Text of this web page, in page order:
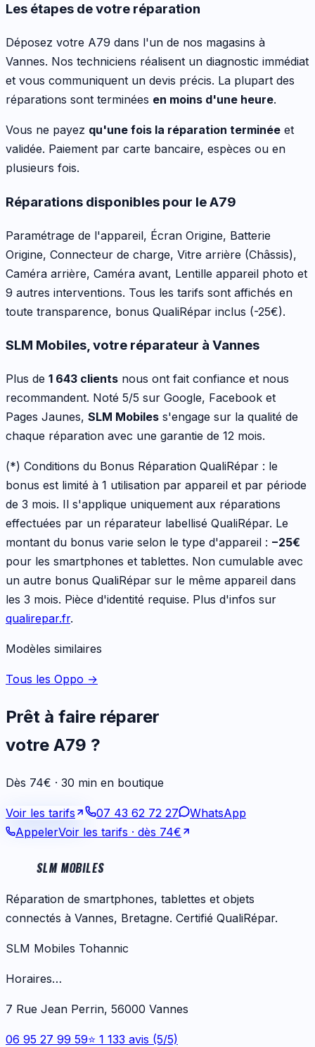
Les étapes de votre réparation
Déposez votre A79 dans l'un de nos magasins à
Vannes. Nos techniciens réalisent un diagnostic immédiat
et vous communiquent un devis précis. La plupart des
réparations sont terminées en moins d'une heure.
Vous ne payez qu'une fois la réparation terminée et
validée. Paiement par carte bancaire, espèces ou en
plusieurs fois.
Réparations disponibles pour leA79
Paramétrage de l'appareil, Écran Origine, Batterie
Origine, Connecteur de charge, Vitre arrière (Châssis),
Caméra arrière, Caméra avant, Lentille appareil photo et
9 autres interventions. Tous les tarifs sont affichés en
toute transparence, bonus QualiRépar inclus (-25€).
SLM Mobiles, votre réparateur à Vannes
Plus de 1 643 clients nous ont fait confiance et nous
recommandent. Noté 5/5 sur Google, Facebook et
Pages Jaunes, SLM Mobiles s'engage sur la qualité de
chaque réparation avec une garantie de 12 mois.
(*) Conditions du Bonus Réparation QualiRépar : le
bonus est limité à 1 utilisation par appareil et par période
de 3 mois. Il s'applique uniquement aux réparations
effectuées par un réparateur labellisé QualiRépar. Le
montant du bonus varie selon le type d'appareil : −25€
pour les smartphones et tablettes. Non cumulable avec
un autre bonus QualiRépar sur le même appareil dans
les 3 mois. Pièce d'identité requise. Plus d'infos sur
qualirepar.fr.
Modèles similaires
Tous les Oppo →
Prêt à faire réparer
votre A79 ?
Dès 74€ · 30 min en boutique
Voir les tarifs 07 43 62 72 27
WhatsApp
AppelerVoir les tarifs · dès 74€
SLM MOBILES
Réparation de smartphones, tablettes et objets
connectés à Vannes, Bretagne. Certifié QualiRépar.
SLM Mobiles Tohannic
Horaires…
7 Rue Jean Perrin, 56000 Vannes
06 95 27 99 59⭐ 1 133 avis (5/5)